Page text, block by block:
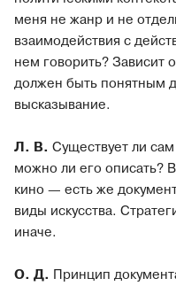
меня не жанр и не
взаимодействия с
нем говорить? Зависит
должен быть понятным
высказывание.
Л. В. Существует ли
можно ли его описать?
кино — есть же
виды искусства.
иначе.
О. Д. Принцип